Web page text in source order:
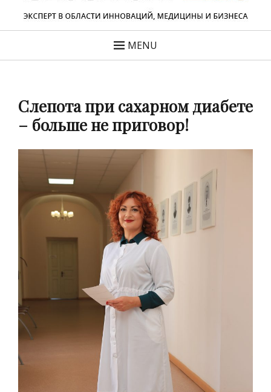
MENU
Слепота при сахарном диабете
– больше не приговор!